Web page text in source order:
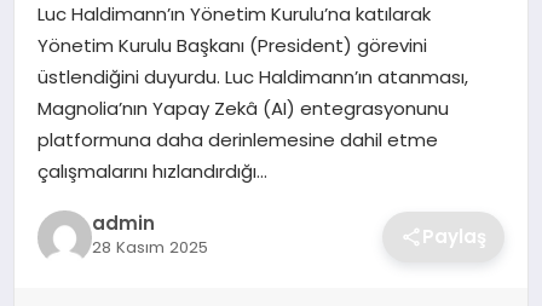
YAŞAM
Luc Haldimann’ın Yönetim Kurulu’na katılarak
Yönetim Kurulu Başkanı (President) görevini
üstlendiğini duyurdu. Luc Haldimann’ın atanması,
Magnolia’nın Yapay Zekâ (AI) entegrasyonunu
platformuna daha derinlemesine dahil etme
çalışmalarını hızlandırdığı…
admin
28 Kasım 2025 Paylaş